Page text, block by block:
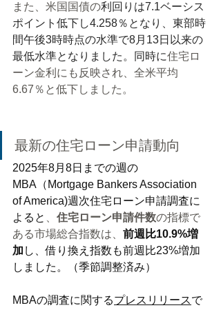
また、米国国債の利回りは7.1ベーシス
ポイント低下し4.258％となり、東部時
間午後3時時点の水準で8月13日以来の
最低水準となりました。同時に住宅ロ
ーン金利にも反映され、全米平均
6.67％と低下しました。
最新の住宅ローン申請動向
2025年8月8日までの週の
MBA（Mortgage Bankers Association
of America)週次住宅ローン申請調査に
よると
住宅ローン申請件数の指標で
ある市場総合指数は、 前週比10.9%増
加 し、借り換え指数も前週比23%増加
しました。（季節調整済み）
MBAの調査に関するプレスリリースで